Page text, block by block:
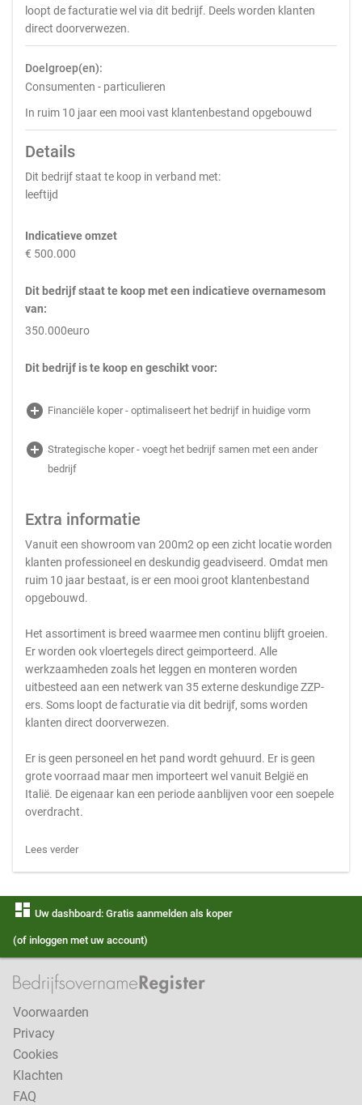
loopt de facturatie wel via dit bedrijf. Deels worden klanten
direct doorverwezen.
Doelgroep(en):
Consumenten - particulieren
In ruim 10 jaar een mooi vast klantenbestand opgebouwd
Details
Dit bedrijf staat te koop in verband met:
leeftijd
Indicatieve omzet
€ 500.000
Dit bedrijf staat te koop met een indicatieve overnamesom
van:
350.000euro
Dit bedrijf is te koop en geschikt voor:
add_circle Financiële koper - optimaliseert het bedrijf in huidige vorm
add_circle Strategische koper - voegt het bedrijf samen met een ander
bedrijf
Extra informatie
Vanuit een showroom van 200m2 op een zicht locatie worden
klanten professioneel en deskundig geadviseerd. Omdat men
ruim 10 jaar bestaat, is er een mooi groot klantenbestand
opgebouwd.
Het assortiment is breed waarmee men continu blijft groeien.
Er worden ook vloertegels direct geimporteerd. Alle
werkzaamheden zoals het leggen en monteren worden
uitbesteed aan een netwerk van 35 externe deskundige ZZP-
ers. Soms loopt de facturatie via dit bedrijf, soms worden
klanten direct doorverwezen.
Er is geen personeel en het pand wordt gehuurd. Er is geen
grote voorraad maar men importeert wel vanuit België en
Italië. De eigenaar kan een periode aanblijven voor een soepele
overdracht.
Lees verder
dashboard Uw dashboard: Gratis aanmelden als koper
(of inloggen met uw account)
Voorwaarden
Privacy
Cookies
Klachten
FAQ